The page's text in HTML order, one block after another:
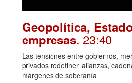
Geopolítica,
empresas. 23:40
Las tensiones entre gobiernos,
privados redefinen alianzas,
márgenes de soberanía